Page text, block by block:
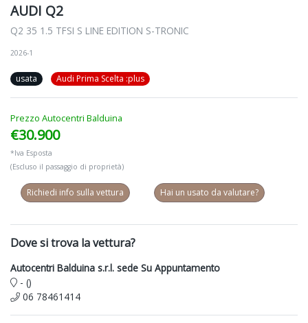
AUDI Q2
Q2 35 1.5 TFSI S LINE EDITION S-TRONIC
2026-1
usata Audi Prima Scelta :plus
Prezzo Autocentri Balduina
€30.900
*Iva Esposta
(Escluso il passaggio di proprietà)
Richiedi info sulla vettura Hai un usato da valutare?
Dove si trova la vettura?
Autocentri Balduina s.r.l. sede Su Appuntamento
- ()
06 78461414